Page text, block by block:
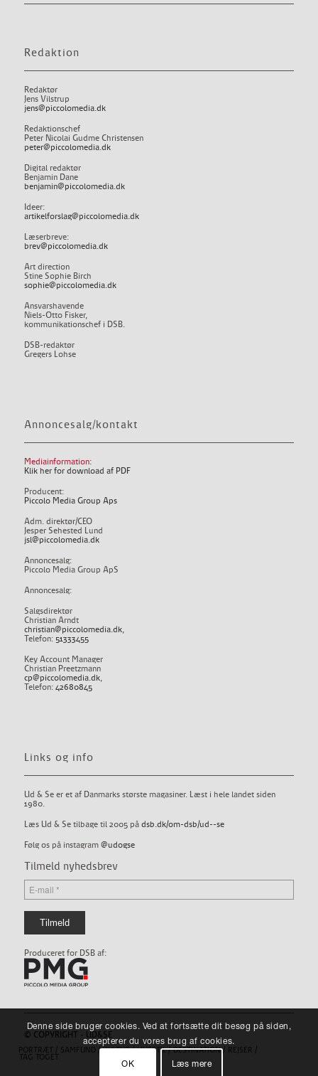
Redaktion
Redaktør
Jens Vilstrup
jens@piccolomedia.dk
Redaktionschef
Peter Nicolai Gudme Christensen
peter@piccolomedia.dk
Digital redaktør
Benjamin Dane
benjamin@piccolomedia.dk
Ideer:
artikelforslag@piccolomedia.dk
Læserbreve:
brev@piccolomedia.dk
Art direction
Stine Sophie Birch
sophie@piccolomedia.dk
Ansvarshavende
Niels-Otto Fisker,
kommunikationschef i DSB.
DSB-redaktør
Gregers Lohse
Annoncesalg/kontakt
Mediainformation:
Klik her for download af PDF
Producent:
Piccolo Media Group Aps
Adm. direktør/CEO
Jesper Sehested Lund
jsl@piccolomedia.dk
Annoncesalg:
Piccolo Media Group ApS
Annoncesalg:
Salgsdirektør
Christian Arndt
christian@piccolomedia.dk,
Telefon: 51333455
Key Account Manager
Christian Preetzmann
cp@piccolomedia.dk,
Telefon: 42680845
Links og info
Ud & Se er et af Danmarks største magasiner. Læst i hele landet siden
1980.
Læs Ud & Se tilbage til 2005 på dsb.dk/om-dsb/ud--se
Følg os på instagram @udogse
Tilmeld nyhedsbrev
Produceret for DSB af:
© COPYRIGHT - UD&SE
PORTRÆT
SAMFUND KULTUR LIVSSTIL DESTINATION REJSER
TAG TOGET
Denne side bruger cookies. Ved at fortsætte dit besøg på siden,
accepterer du vores brug af cookies.
OK Læs mere